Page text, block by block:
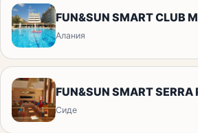
FUN&SUN SMART CLUB
Алания
FUN&SUN SMART SERRA
Сиде